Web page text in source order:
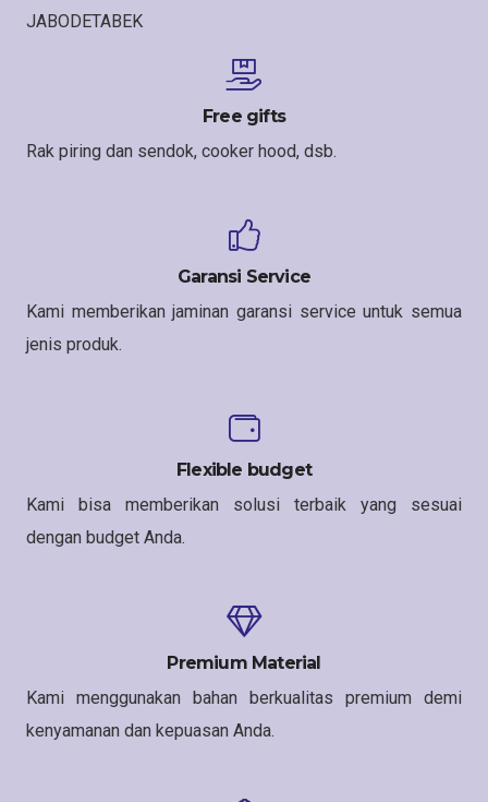
JABODETABEK
Free gifts
Rak piring dan sendok, cooker hood, dsb.
Garansi Service
Kami memberikan jaminan garansi service untuk semua
jenis produk.
Flexible budget
Kami bisa memberikan solusi terbaik yang sesuai
dengan budget Anda.
Premium Material
Kami menggunakan bahan berkualitas premium demi
kenyamanan dan kepuasan Anda.